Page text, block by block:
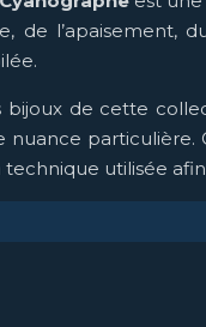
de l’apaisement,
bijoux de cette
nuance particulière.
technique utilisée